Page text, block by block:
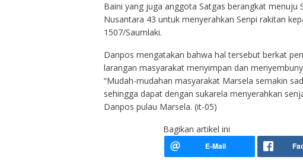
Baini yang juga anggota Satgas berangkat menuju
Nusantara 43 untuk menyerahkan Senpi rakitan
1507/Saumlaki.
Danpos mengatakan bahwa hal tersebut berkat
larangan masyarakat menyimpan dan
“Mudah-mudahan masyarakat Marsela semakin
sehingga dapat dengan sukarela menyerahkan
Danpos pulau Marsela. (it-05)
Bagikan artikel ini